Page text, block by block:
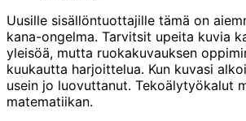
Uusille sisällöntuottajille tämä on
kana-ongelma. Tarvitsit upeita kuvia
yleisöä, mutta ruokakuvauksen
kuukautta harjoittelua. Kun kuvasi
usein jo luovuttanut. Tekoälytyökalut
matematiikan.